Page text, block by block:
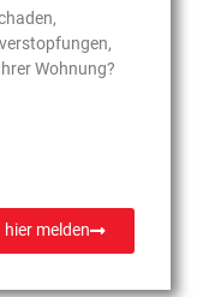
Wohnung?
hier melden